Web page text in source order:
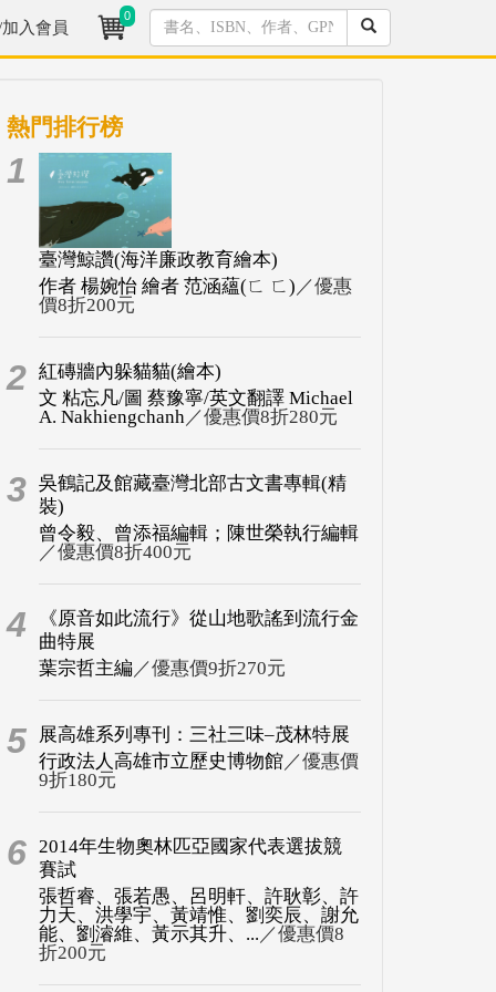
入會員
0
熱門排行榜
1
臺灣鯨讚(海洋廉政教育繪本)
作者 楊婉怡 繪者 范涵蘊(ㄈ ㄈ) ／優惠
價8折200元
2 紅磚牆內躲貓貓(繪本)
文 粘忘凡/圖 蔡豫寧/英文翻譯 Michael
A. Nakhiengchanh／優惠價8折280元
3 吳鶴記及館藏臺灣北部古文書專輯(精
裝)
曾令毅、曾添福編輯；陳世榮執行編輯
／優惠價8折400元
4
《原音如此流行》從山地歌謠到流行金
曲特展
葉宗哲主編 ／優惠價9折270元
5
展高雄系列專刊：三社三味–茂林特展
行政法人高雄市立歷史博物館／優惠價
9折180元
6 2014年生物奧林匹亞國家代表選拔競
賽試
張哲睿、張若愚、呂明軒、許耿彰、許
力天、洪學宇、黃靖惟、劉奕辰、謝允
能、劉濬維、黃示其升、... ／優惠價8
折200元